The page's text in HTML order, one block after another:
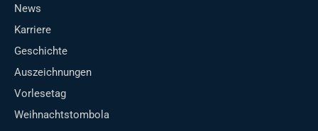
News
Karriere
Geschichte
Auszeichnungen
Vorlesetag
Weihnachtstombola